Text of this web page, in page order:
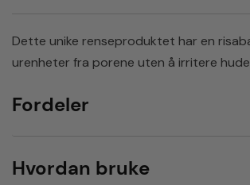
Dette unike renseproduktet har en
urenheter fra porene uten å irritere
Fordeler
Hvordan bruke